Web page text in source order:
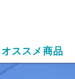
オススメ商品